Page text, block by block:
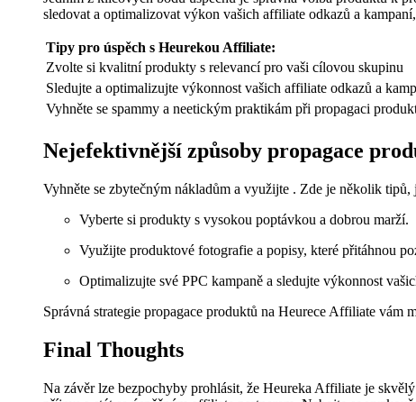
sledovat a optimalizovat výkon vašich affiliate odkazů a
Tipy pro úspěch s Heurekou Affiliate:
Zvolte si kvalitní produkty s relevancí pro vaši cílovou skupinu
Sledujte a optimalizujte výkonnost vašich affiliate odkazů a
Vyhněte se spammy a neetickým praktikám při propagaci
Nejefektivnější způsoby propagace
Vyhněte se zbytečným nákladům a využijte . Zde je několik
Vyberte si produkty s vysokou poptávkou a dobrou marží.
Využijte produktové fotografie a popisy, které přitáhnou
Optimalizujte své PPC kampaně a sledujte výkonnost
Správná strategie propagace produktů na Heurece Affiliate
Final Thoughts
Na závěr lze bezpochyby prohlásit, že Heureka Affiliate je